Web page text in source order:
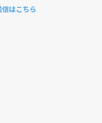
はこちら